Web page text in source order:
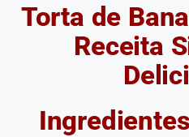
Torta de
Receita